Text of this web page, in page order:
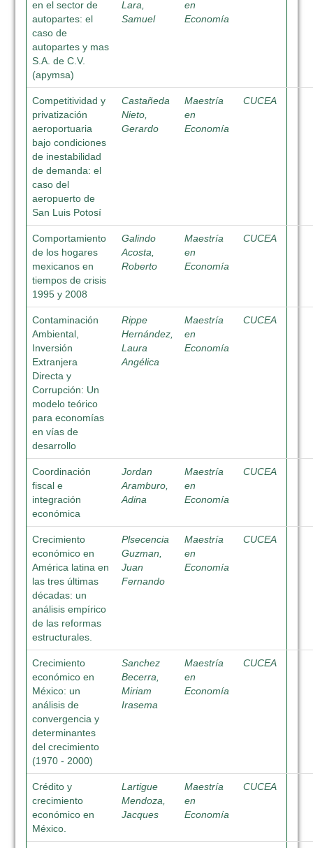
en el sector de
autopartes: el
caso de
autopartes y mas
S.A. de C.V.
(apymsa)
Lara,
Samuel
en
Economía
Competitividad y
privatización
aeroportuaria
bajo condiciones
de inestabilidad
de demanda: el
caso del
aeropuerto de
San Luis Potosí
Castañeda
Nieto,
Gerardo
Maestría
en
Economía
CUCEA
Comportamiento
de los hogares
mexicanos en
tiempos de crisis
1995 y 2008
Galindo
Acosta,
Roberto
Maestría
en
Economía
CUCEA
Contaminación
Ambiental,
Inversión
Extranjera
Directa y
Corrupción: Un
modelo teórico
para economías
en vías de
desarrollo
Rippe
Hernández,
Laura
Angélica
Maestría
en
Economía
CUCEA
Coordinación
fiscal e
integración
económica
Jordan
Aramburo,
Adina
Maestría
en
Economía
CUCEA
Crecimiento
económico en
América latina en
las tres últimas
décadas: un
análisis empírico
de las reformas
estructurales.
Plsecencia
Guzman,
Juan
Fernando
Maestría
en
Economía
CUCEA
Crecimiento
económico en
México: un
análisis de
convergencia y
determinantes
del crecimiento
(1970 - 2000)
Sanchez
Becerra,
Miriam
Irasema
Maestría
en
Economía
CUCEA
Crédito y
crecimiento
económico en
México.
Lartigue
Mendoza,
Jacques
Maestría
en
Economía
CUCEA